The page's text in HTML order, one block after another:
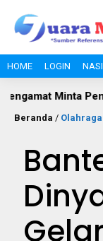
HOME LOGIN
Pemkab
Beranda / Olahraga
Gelar